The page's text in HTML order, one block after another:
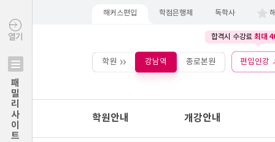
열기
패밀리사이트
해커스편입 학점은행제 독학사
합격시 수강료 최대
학원 강남역 종로본원 편입인강
학원안내 개강안내